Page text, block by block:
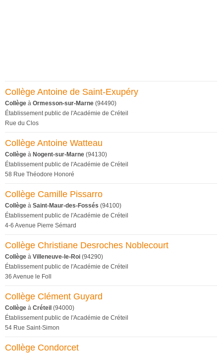
Collège Antoine de Saint-Exupéry
Collège à Ormesson-sur-Marne (94490)
Établissement public de l'Académie de Créteil
Rue du Clos
Collège Antoine Watteau
Collège à Nogent-sur-Marne (94130)
Établissement public de l'Académie de Créteil
58 Rue Théodore Honoré
Collège Camille Pissarro
Collège à Saint-Maur-des-Fossés (94100)
Établissement public de l'Académie de Créteil
4-6 Avenue Pierre Sémard
Collège Christiane Desroches Noblecourt
Collège à Villeneuve-le-Roi (94290)
Établissement public de l'Académie de Créteil
36 Avenue le Foll
Collège Clément Guyard
Collège à Créteil (94000)
Établissement public de l'Académie de Créteil
54 Rue Saint-Simon
Collège Condorcet